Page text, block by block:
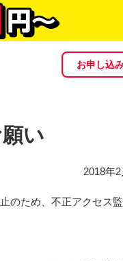
お申し込
い
2018年
のため、不正アクセス